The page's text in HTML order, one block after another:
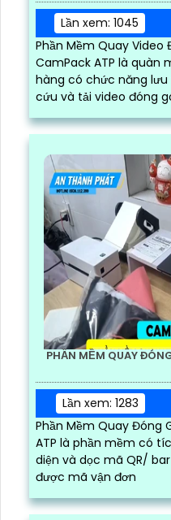
Lần xem: 1045
Phần Mềm Quay Video
CamPack ATP là quàn
hàng có chức năng
cứu và tải video đóng
và nhanh chóng
PHẦN MỀM QUAY
Lần xem: 1283
Phần Mềm Quay Đóng
ATP là phần mềm có
diện và dọc mã QR/
được mã vận đơn